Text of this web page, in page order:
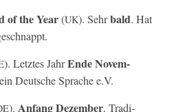
of the Year(UK). Sehrbald. Hat
). Let­ztes JahrEnde Novem­
Deutsche Sprache e.V.
). Anfang Dezem­ber. Tra­di­